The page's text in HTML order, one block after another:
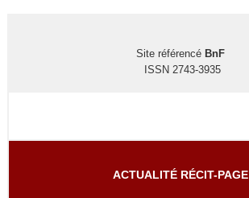
Site référencé BnF
ISSN 2743-3935
ACTUALITÉ RÉCIT-PAGE